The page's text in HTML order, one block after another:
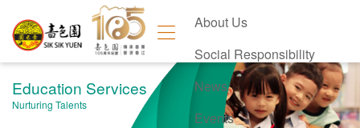
About Us
Social Responsibility
News
Events
Education Services
Nurturing Talents